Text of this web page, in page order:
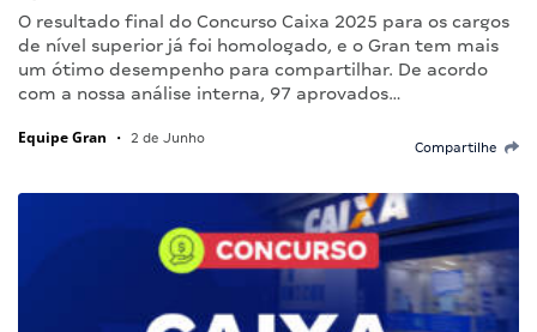
O resultado final do Concurso Caixa 2025 para os cargos
de nível superior já foi homologado, e o Gran tem mais
um ótimo desempenho para compartilhar. De acordo
com a nossa análise interna, 97 aprovados…
Equipe Gran • 2 de Junho
Compartilhe